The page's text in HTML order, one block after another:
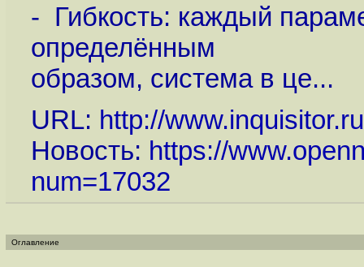
- Гибкость: каждый
определённым
образом, система в це...
URL: http://www.inquisitor.ru
Новость: https://
num=17032
Оглавление